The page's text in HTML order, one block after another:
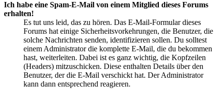
Ich habe eine Spam-E-Mail von einem Mitglied dieses Forums
erhalten!
Es tut uns leid, das zu hören. Das E-Mail-Formular dieses
Forums hat einige Sicherheitsvorkehrungen, die Benutzer, die
solche Nachrichten senden, identifizieren sollen. Du solltest
einem Administrator die komplette E-Mail, die du bekommen
hast, weiterleiten. Dabei ist es ganz wichtig, die Kopfzeilen
(Headers) mitzuschicken. Diese enthalten Details über den
Benutzer, der die E-Mail verschickt hat. Der Administrator
kann dann entsprechend reagieren.